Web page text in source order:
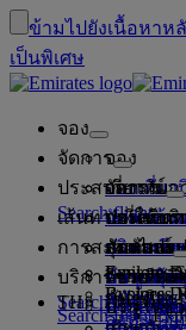
ข้ามไปยังเนื้อหาห
เป็นพิเศษ
จอง
จอง
จองเที่ยว
ค้น
เกี่ยวกับ
แอพของ
กา
มิเ
Search flight
จัดการ
จัดการ
จัดการก
เรี
ก่อนเดิน
ก่อนออก
ข้อ
สัมภาระ
ข้อมูลสัม
ข้อ
วีซ่าและ
ค้นหาข้อ
Search flight
ประสบการณ์
ประสบก
บริการบ
คุณ
สัมผัสปร
การเดิน
สัม
การเดิน
การเดิน
Fly Better
เส้นทางที่ให้บริ
จุดหมาย
ปลายทาง
เส้
Explore
Explore
พันธมิตร
การสะสมไมล์
Emirates
สมัครสมา
Business
ลงทะเบี
Search flight
บริการช่วยเหลื
บริการช่
TH